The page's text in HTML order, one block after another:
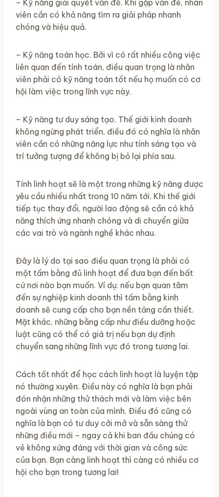
– Kỹ năng giải quyết vấn đề. Khi gặp vấn đề, nhân
viên cần có khả năng tìm ra giải pháp nhanh
chóng và hiệu quả.
– Kỹ năng toán học. Bởi vì có rất nhiều công việc
liên quan đến tính toán, điều quan trọng là nhân
viên phải có kỹ năng toán tốt nếu họ muốn có cơ
hội làm việc trong lĩnh vực này.
– Kỹ năng tư duy sáng tạo. Thế giới kinh doanh
không ngừng phát triển, điều đó có nghĩa là nhân
viên cần có những năng lực như tính sáng tạo và
trí tưởng tượng để không bị bỏ lại phía sau.
Tính linh hoạt sẽ là một trong những kỹ năng được
yêu cầu nhiều nhất trong 10 năm tới. Khi thế giới
tiếp tục thay đổi, người lao động sẽ cần có khả
năng thích ứng nhanh chóng và di chuyển giữa
các vai trò và ngành nghề khác nhau.
Đây là lý do tại sao điều quan trọng là phải có
một tấm bằng đủ linh hoạt để đưa bạn đến bất
cứ nơi nào bạn muốn. Ví dụ: nếu bạn quan tâm
đến sự nghiệp kinh doanh thì tấm bằng kinh
doanh sẽ cung cấp cho bạn nền tảng cần thiết.
Mặt khác, những bằng cấp như điều dưỡng hoặc
luật cũng có thể có giá trị nếu bạn dự định
chuyển sang những lĩnh vực đó trong tương lai.
Cách tốt nhất để học cách linh hoạt là luyện tập
nó thường xuyên. Điều này có nghĩa là bạn phải
đón nhận những thử thách mới và làm việc bên
ngoài vùng an toàn của mình. Điều đó cũng có
nghĩa là bạn có tư duy cởi mở và sẵn sàng thử
những điều mới – ngay cả khi ban đầu chúng có
vẻ không xứng đáng với thời gian và công sức
của bạn. Bạn càng linh hoạt thì càng có nhiều cơ
hội cho bạn trong tương lai!